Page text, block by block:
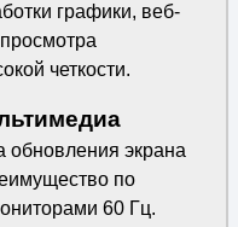
графики, веб-
четкости.
обновления экрана
по
60 Гц.